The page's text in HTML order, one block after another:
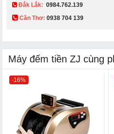
Đắk Lắk: 0984.762.139
Cần Thơ: 0938 704 139​
Máy đếm tiền ZJ cùng
-16%